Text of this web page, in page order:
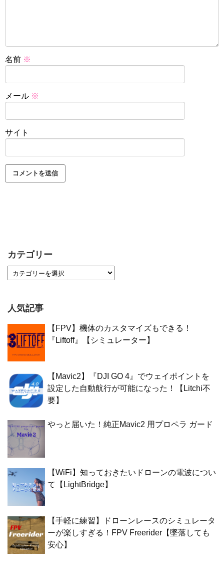
名前 ※
メール ※
サイト
カテゴリー
人気記事
【FPV】機体のカスタマイズもできる！
『Liftoff』【シミュレーター】
【Mavic2】『DJI GO 4』でウェイポイントを
設定した自動航行が可能になった！【Litchi不
要】
やっと届いた！純正Mavic2 用プロペラ ガード
【WiFi】知っておきたいドローンの電波につい
て【LightBridge】
【手軽に練習】ドローンレースのシミュレータ
ーが楽しすぎる！FPV Freerider【墜落しても
安心】